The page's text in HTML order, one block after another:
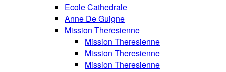
Ecole Cathedrale
Anne De Guigne
Mission Theresienne
Mission Theresienne
Mission Theresienne
Mission Theresienne